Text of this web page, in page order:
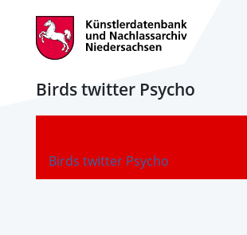
Birds twitter Psycho
Birds twitter Psycho